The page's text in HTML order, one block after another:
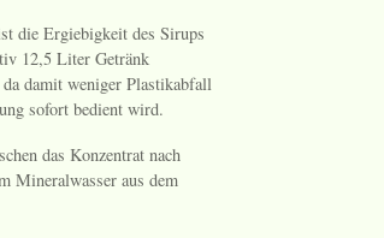
die Ergiebigkeit des Sirups
12,5 Liter Getränk
damit weniger Plastikabfall
sofort bedient wird.
das Konzentrat nach
Mineralwasser aus dem